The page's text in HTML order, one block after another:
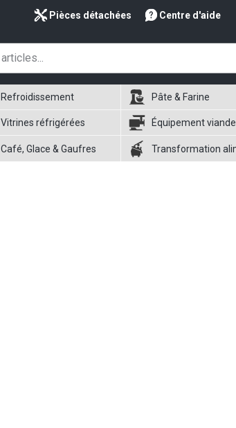
Pièces détachées Centre d'aide
Refroidissement Pâte & Farine
Vitrines réfrigérées Équipement viande
Café, Glace & Gaufres